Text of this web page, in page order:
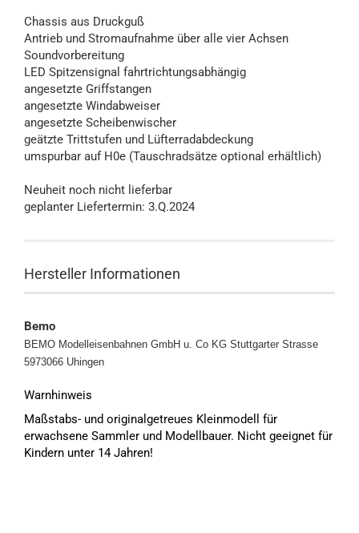
Chassis aus Druckguß
Antrieb und Stromaufnahme über alle vier Achsen
Soundvorbereitung
LED Spitzensignal fahrtrichtungsabhängig
angesetzte Griffstangen
angesetzte Windabweiser
angesetzte Scheibenwischer
geätzte Trittstufen und Lüfterradabdeckung
umspurbar auf H0e (Tauschradsätze optional erhältlich)
Neuheit noch nicht lieferbar
geplanter Liefertermin: 3.Q.2024
Hersteller Informationen
Bemo
BEMO Modelleisenbahnen GmbH u. Co KG Stuttgarter Strasse
5973066 Uhingen
Warnhinweis
Maßstabs- und originalgetreues Kleinmodell für
erwachsene Sammler und Modellbauer. Nicht geeignet für
Kindern unter 14 Jahren!